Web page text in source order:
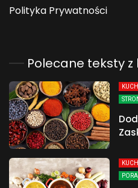
Polityka Prywatności
Polecane teksty z